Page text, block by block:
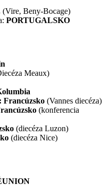
(Vire, Beny-Bocage)
PORTUGALSKO
Meaux)
Francúzsko (Vannes diecéza)
(konferencia
(diecéza Luzon)
(diecéza Nice)